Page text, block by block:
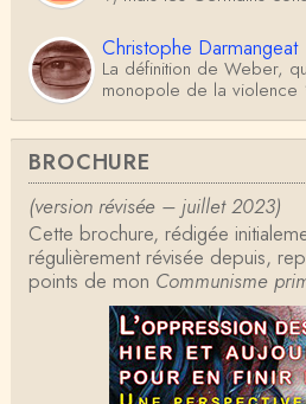
Christophe Darmangeat
La définition de Weber,
monopole de la
Anonymous
Formidable et complexe
d'histoire que je suis,
Tangui Przybylowski
Concernant Fustel de
d'avoir lu, il y a près de
Jean-Paul Demoule
L'Etat ayant donc le
me, comment interpréter
BROCHURE
(version révisée – juillet 2023)
Cette brochure, rédigée
régulièrement révisée depuis,
points de mon Communisme